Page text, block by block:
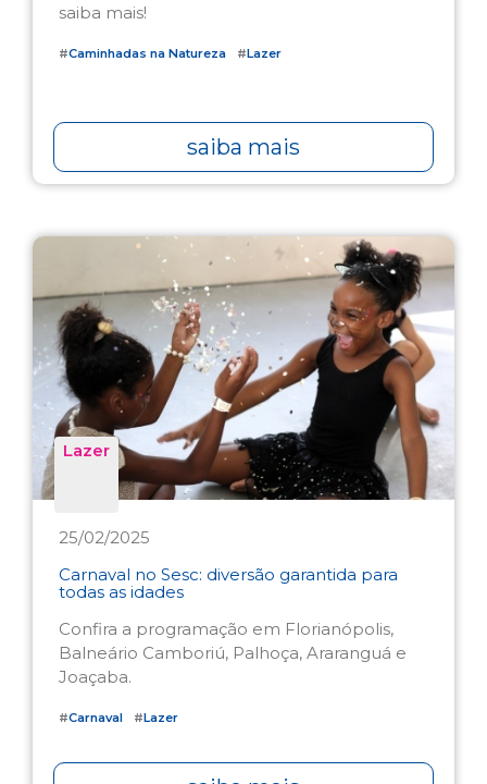
saiba mais!
#Caminhadas na Natureza #Lazer
saiba mais
Lazer
25/02/2025
Carnaval no Sesc: diversão garantida para
todas as idades
Confira a programação em Florianópolis,
Balneário Camboriú, Palhoça, Araranguá e
Joaçaba.
#Carnaval #Lazer